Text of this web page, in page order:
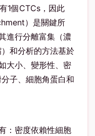
1個CTCs，因此
）是關鍵所
進行分離富集（濃
和分析的方法基於
大小、變形性、密
子、細胞角蛋白和
：密度依賴性細胞